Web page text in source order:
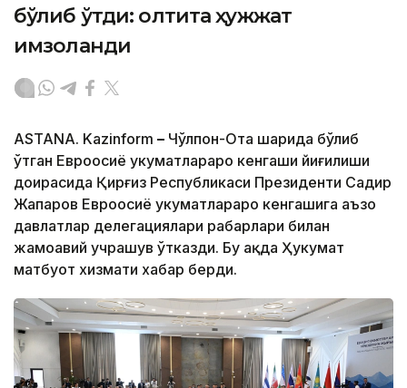
бўлиб ўтди: олтита ҳужжат
имзоланди
ASTANA. Kazinform – Чўлпон-Ота шаҳрида бўлиб
ўтган Евроосиё ҳукуматлараро кенгаши йиғилиши
доирасида Қирғиз Республикаси Президенти Садир
Жапаров Евроосиё ҳукуматлараро кенгашига аъзо
давлатлар делегациялари раҳбарлари билан
жамоавий учрашув ўтказди. Бу ҳақда Ҳукумат
матбуот хизмати хабар берди.